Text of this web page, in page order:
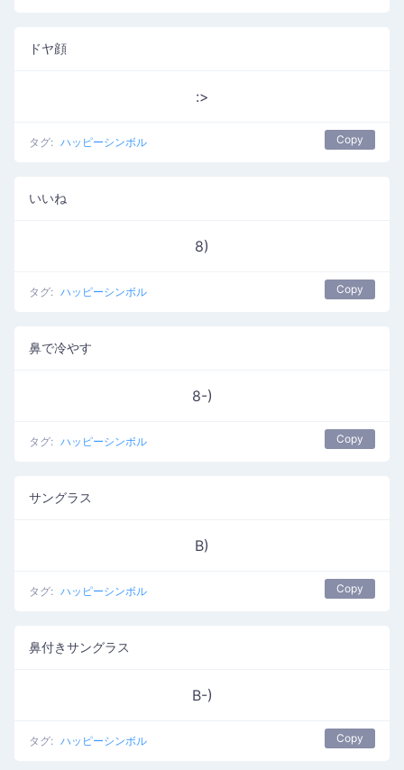
ドヤ顔
:>
タグ: ハッピーシンボル Copy
いいね
8)
タグ: ハッピーシンボル Copy
鼻で冷やす
8-)
タグ: ハッピーシンボル Copy
サングラス
B)
タグ: ハッピーシンボル Copy
鼻付きサングラス
B-)
タグ: ハッピーシンボル Copy